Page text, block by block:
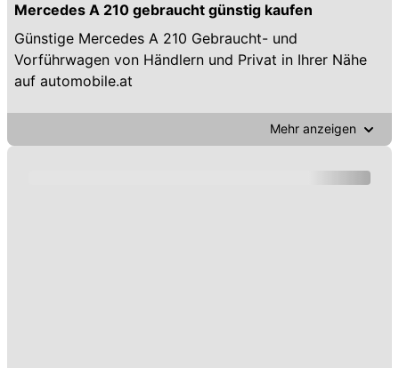
Mercedes A 210 gebraucht günstig kaufen
Günstige Mercedes A 210 Gebraucht- und
Vorführwagen von Händlern und Privat in Ihrer Nähe
auf automobile.at
Mehr anzeigen